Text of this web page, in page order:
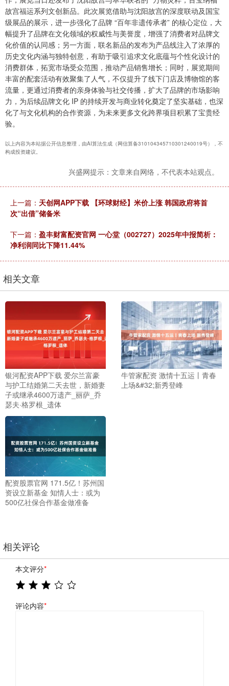
故宫福运系列文创新品。此次展览借助与沈阳故宫的深度联动及国宝
级展品的展示，进一步强化了品牌 “百年非遗传承者” 的核心定位，大
幅提升了品牌在文化领域的权威性与美誉度，增强了消费者对品牌文
化价值的认同感；另一方面，联名新品的发布为产品线注入了浓厚的
历史文化内涵与独特创意，有助于吸引追求文化底蕴与个性化设计的
消费群体，拓宽市场受众范围，推动产品销售增长；同时，展览期间
丰富的配套活动有效聚集了人气，不仅提升了线下门店及博物馆的客
流量，更通过消费者的亲身体验与社交传播，扩大了品牌的市场影响
力，为后续品牌文化 IP 的持续开发与商业转化奠定了坚实基础，也深
化了与文化机构的合作资源，为未来更多文化跨界项目积累了宝贵经
验。
以上内容为本站据公开信息整理，由AI算法生成（网信算备310104345710301240019号），不
构成投资建议。
兴盛网提示：文章来自网络，不代表本站观点。
上一篇： 天创网APP下载 【环球财经】米价上涨 韩国政府将首
次“出借”储备米
下一篇： 盈丰财富配资官网 一心堂（002727）2025年中报简析：
净利润同比下降11.44%
相关文章
银河配资APP下载 爱尔兰富豪
与护工结婚第二天去世，新婚妻
子或继承4600万遗产_丽萨_乔
瑟夫·格罗根_遗体
牛管家配资 激情十五运丨青春
上场&#32;新秀登峰
配资股票官网 171.5亿！苏州国
资设立新基金 知情人士：或为
500亿社保合作基金做准备
相关评论
本文评分*
评论内容*